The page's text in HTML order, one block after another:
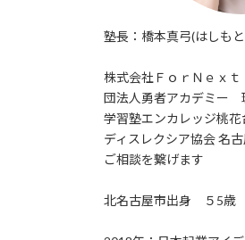
塾長：橋本真弓(はしもと
株式会社ＦｏｒＮｅｘ
団法人勇者アカデミー
学習塾エンカレッジ桃花
ディスレクシア協会 名
ご相談を繋げます
北名古屋市出身 ５5歳